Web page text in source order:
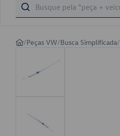
/Peças VW/Busca Simplificada/